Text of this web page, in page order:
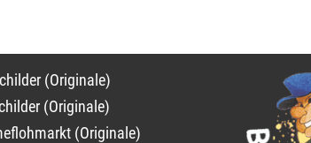
(Originale)
(Originale)
(Originale)